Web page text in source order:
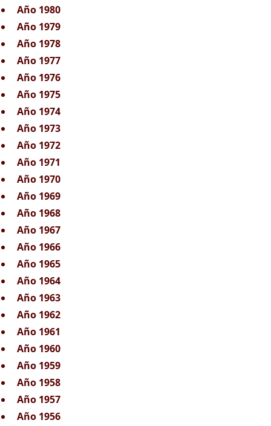
Año 1980
Año 1979
Año 1978
Año 1977
Año 1976
Año 1975
Año 1974
Año 1973
Año 1972
Año 1971
Año 1970
Año 1969
Año 1968
Año 1967
Año 1966
Año 1965
Año 1964
Año 1963
Año 1962
Año 1961
Año 1960
Año 1959
Año 1958
Año 1957
Año 1956